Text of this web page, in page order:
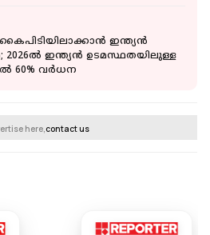
ഇന്ത്യന്‍
2026ല്‍ ഇന്ത്യന്‍ ഉടമസ്ഥതയിലുള്ള
60% വര്‍ധന
here,contact us